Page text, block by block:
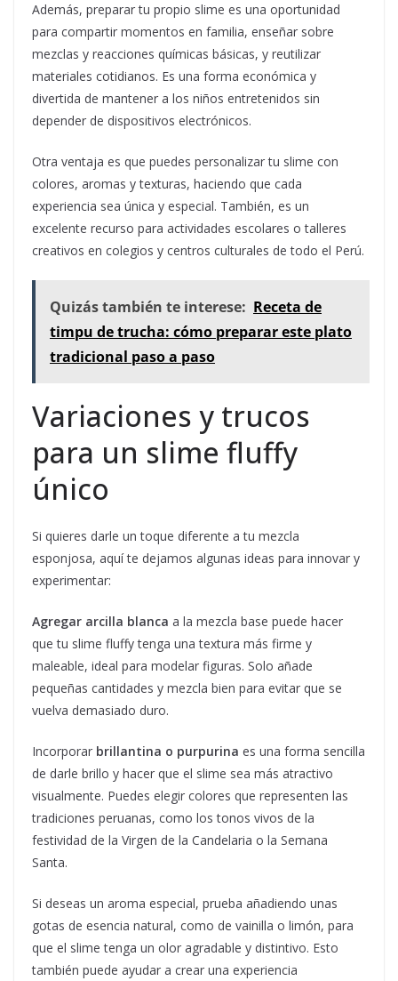
Además, preparar tu propio slime es una oportunidad
para compartir momentos en familia, enseñar sobre
mezclas y reacciones químicas básicas, y reutilizar
materiales cotidianos. Es una forma económica y
divertida de mantener a los niños entretenidos sin
depender de dispositivos electrónicos.
Otra ventaja es que puedes personalizar tu slime con
colores, aromas y texturas, haciendo que cada
experiencia sea única y especial. También, es un
excelente recurso para actividades escolares o talleres
creativos en colegios y centros culturales de todo el Perú.
Quizás también te interese: Receta de
timpu de trucha: cómo preparar este plato
tradicional paso a paso
Variaciones y trucos
para un slime fluffy
único
Si quieres darle un toque diferente a tu mezcla
esponjosa, aquí te dejamos algunas ideas para innovar y
experimentar:
Agregar arcilla blanca a la mezcla base puede hacer
que tu slime fluffy tenga una textura más firme y
maleable, ideal para modelar figuras. Solo añade
pequeñas cantidades y mezcla bien para evitar que se
vuelva demasiado duro.
Incorporar brillantina o purpurina es una forma sencilla
de darle brillo y hacer que el slime sea más atractivo
visualmente. Puedes elegir colores que representen las
tradiciones peruanas, como los tonos vivos de la
festividad de la Virgen de la Candelaria o la Semana
Santa.
Si deseas un aroma especial, prueba añadiendo unas
gotas de esencia natural, como de vainilla o limón, para
que el slime tenga un olor agradable y distintivo. Esto
también puede ayudar a crear una experiencia